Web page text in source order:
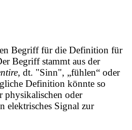
Begriff für die Definition für
Begriff stammt aus der
, dt. "Sinn", „fühlen“ oder
Definition könnte so
physikalischen oder
elektrisches Signal zur